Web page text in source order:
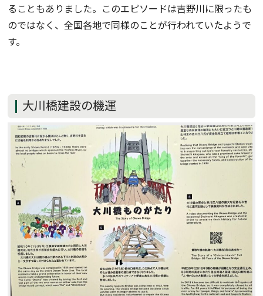
ることもありました。このエピソードは吉野川に限ったも
のではなく、全国各地で同様のことが行われていたようで
す。
大川橋建設の機運